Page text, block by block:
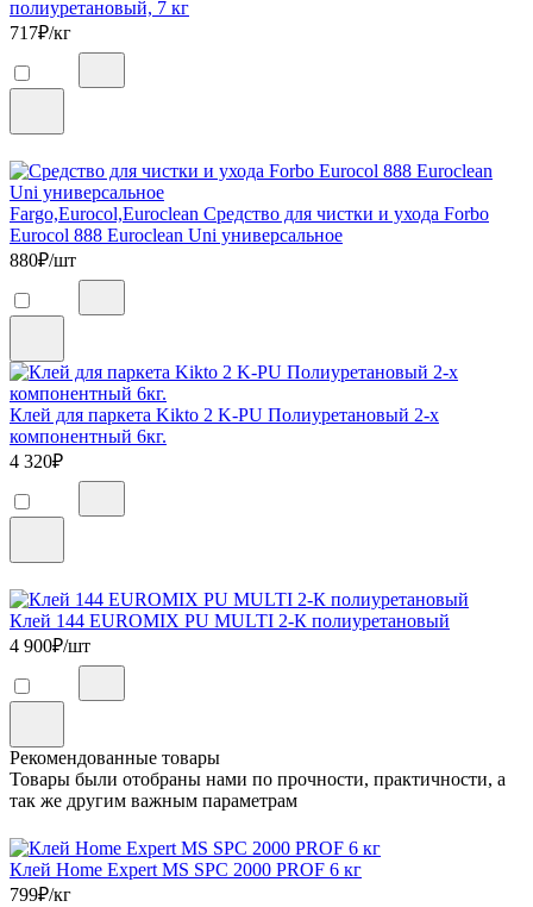
полиуретановый, 7 кг
717₽/кг
Fargo,Eurocol,Euroclean Средство для чистки и ухода Forbo
Eurocol 888 Euroclean Uni универсальное
880₽/шт
Клей для паркета Kikto 2 K-PU Полиуретановый 2-х
компонентный 6кг.
4 320₽
Клей 144 EUROMIX PU MULTI 2-К полиуретановый
4 900₽/шт
Рекомендованные товары
Товары были отобраны нами по прочности, практичности, а
так же другим важным параметрам
Клей Home Expert MS SPC 2000 PROF 6 кг
799₽/кг